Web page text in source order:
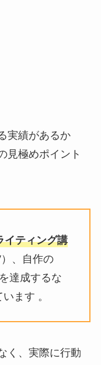
実績があるか
見極めポイント
イティング講
、自作の
を達成するな
ます 。
く、実際に行動